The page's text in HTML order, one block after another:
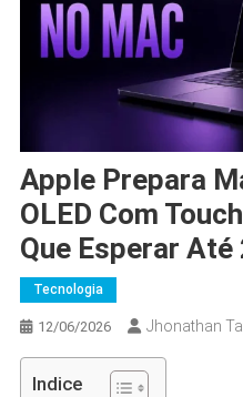
Apple Prepara
OLED Com
Que Esperar Até
Tecnologia
12/06/2026 Jhonathan
Indice